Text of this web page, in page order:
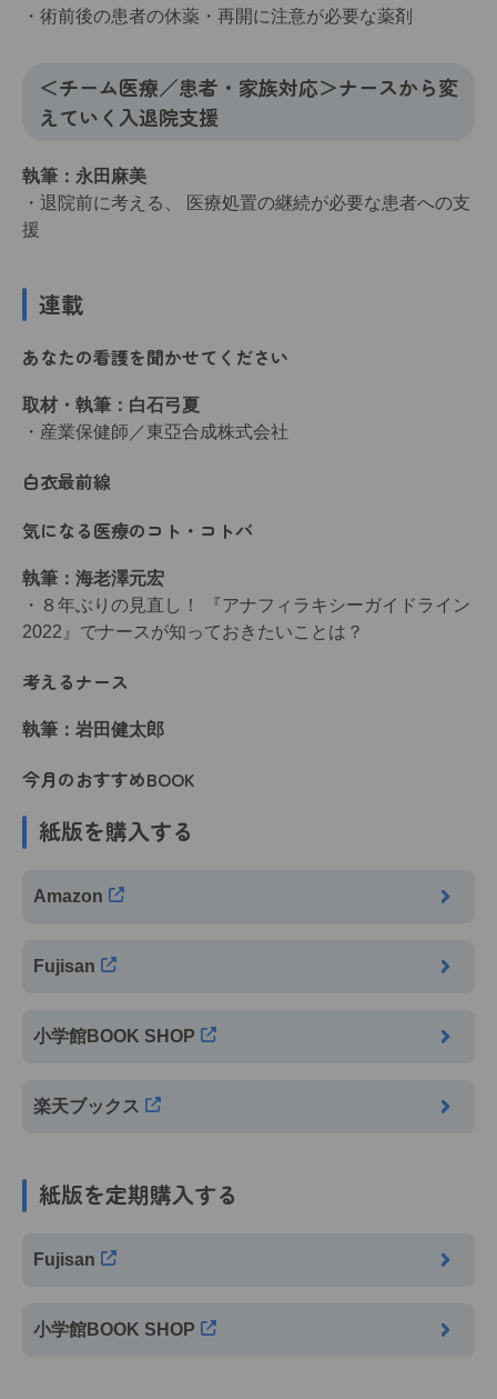
・術前後の患者の休薬・再開に注意が必要な薬剤
＜チーム医療／患者・家族対応＞ナースから変
えていく入退院支援
執筆：永田麻美
・退院前に考える、 医療処置の継続が必要な患者への支
援
連載
あなたの看護を聞かせてください
取材・執筆：白石弓夏
・産業保健師／東亞合成株式会社
白衣最前線
気になる医療のコト・コトバ
執筆：海老澤元宏
・８年ぶりの見直し！ 『アナフィラキシーガイドライン
2022』でナースが知っておきたいことは？
考えるナース
執筆：岩田健太郎
今月のおすすめBOOK
紙版を購入する
Amazon
Fujisan
小学館BOOK SHOP
楽天ブックス
紙版を定期購入する
Fujisan
小学館BOOK SHOP